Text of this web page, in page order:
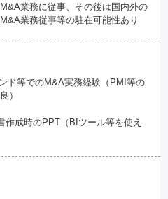
業務に従事、その後は国内外の
業務従事等の駐在可能性あり
ド等でのM&A実務経験（PMI等の
）
作成時のPPT（BIツール等を使え